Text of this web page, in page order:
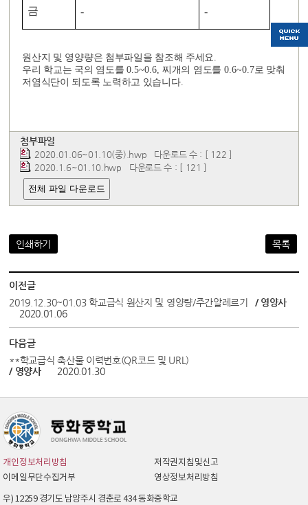
금 - -
원산지 및 영양량은 첨부파일을 참조해 주세요.
우리 학교는 국의 염도를0.5~0.6,찌개의 염도를 0.6~0.7로 맞춰
저염식단이 되도록 노력하고 있습니다.
첨부파일
2020.01.06~01.10(중).hwp 다운로드 수 : [ 122 ]
2020.1.6~01.10.hwp 다운로드 수 : [ 121 ]
전체 파일 다운로드
인쇄하기 목록
이전글
2019.12.30~01.03 학교급식 원산지 및 영양량/주간알레르기
/ 영양사
2020.01.06
다음글
**학교급식 축산물 이력번호(QR코드 및 URL)
/ 영양사
2020.01.30
개인정보처리방침
저작권지침및신고
이메일무단수집거부
영상정보처리방침
우) 12259 경기도 남양주시 경춘로 434 동화중학교